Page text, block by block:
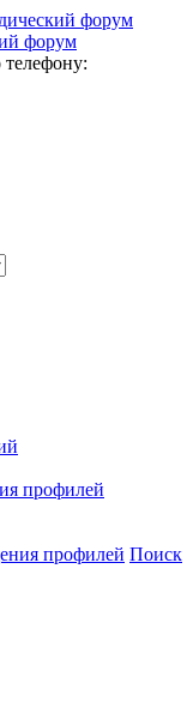
форум
телефону:
профилей
профилей Поиск